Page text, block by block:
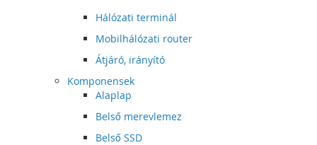
Hálózati terminál
Mobilhálózati router
Átjáró, irányító
Komponensek
Alaplap
Belső merevlemez
Belső SSD